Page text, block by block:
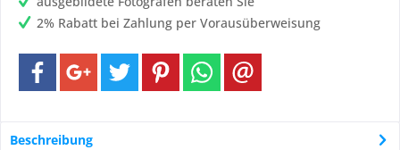
2% Rabatt bei Zahlung per Vorausüberweisung
Beschreibung